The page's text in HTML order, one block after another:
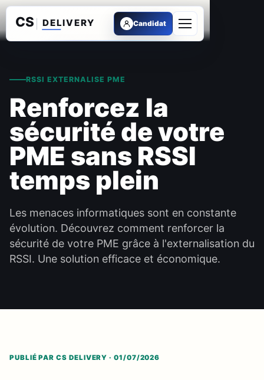
Candidat
Ouvrir le menu
RSSI EXTERNALISE PME
Renforcez la
sécurité de votre
PME sans RSSI
temps plein
Les menaces informatiques sont en constante
évolution. Découvrez comment renforcer la
sécurité de votre PME grâce à l'externalisation du
RSSI. Une solution efficace et économique.
PUBLIÉ PAR CS DELIVERY · 01/07/2026